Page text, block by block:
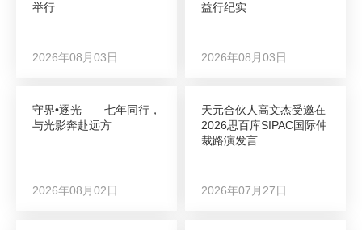
举行
2026年08月03日
益行纪实
2026年08月03日
守界•逐光——七年同行，
与光影奔赴远方
2026年08月02日
天元合伙人高文杰受邀在
2026思百库SIPAC国际仲
裁路演发言
2026年07月27日